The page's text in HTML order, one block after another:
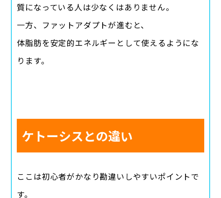
質になっている人は少なくはありません。
一方、ファットアダプトが進むと、
体脂肪を安定的エネルギーとして使えるようにな
ります。
ケトーシスとの違い
ここは初心者がかなり勘違いしやすいポイントで
す。